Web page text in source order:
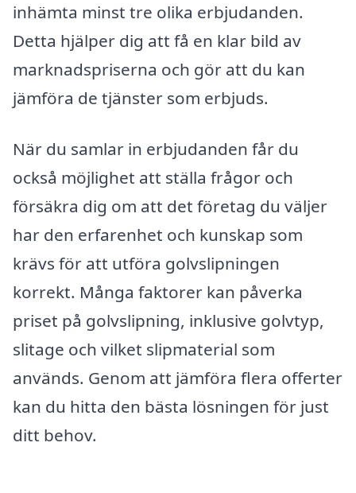
inhämta minst tre olika erbjudanden.
Detta hjälper dig att få en klar bild av
marknadspriserna och gör att du kan
jämföra de tjänster som erbjuds.
När du samlar in erbjudanden får du
också möjlighet att ställa frågor och
försäkra dig om att det företag du väljer
har den erfarenhet och kunskap som
krävs för att utföra golvslipningen
korrekt. Många faktorer kan påverka
priset på golvslipning, inklusive golvtyp,
slitage och vilket slipmaterial som
används. Genom att jämföra flera offerter
kan du hitta den bästa lösningen för just
ditt behov.